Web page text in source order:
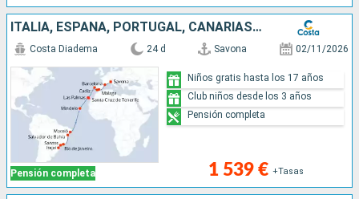
ITALIA, ESPAÑA, PORTUGAL, CANARIAS, CABO VERDE, BRASIL
Pensión completa
Costa Diadema 24 d Savona 02/11/2026
1 539 € +Tasas
Niños gratis hasta los 17 años
Club niños desde los 3 años
Pensión completa